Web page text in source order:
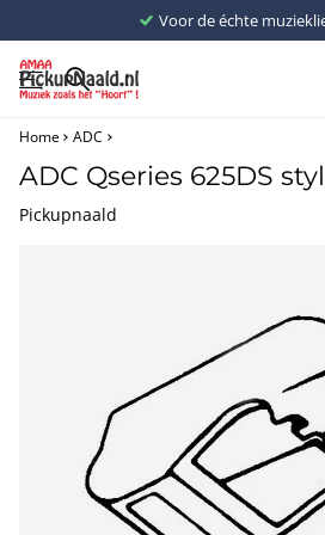
Voor de échte
Home ADC
ADC Qseries 625DS
Pickupnaald